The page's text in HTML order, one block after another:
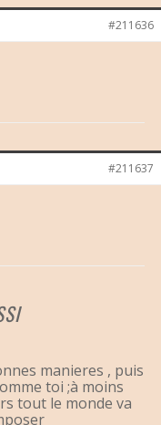
#211636
#211637
manieres , puis
toi ;à moins
tout le monde va